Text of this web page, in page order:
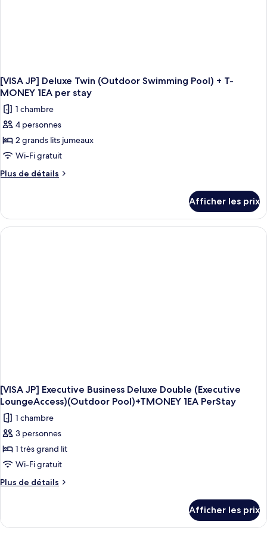
[VISA JP] Deluxe Twin (Outdoor Swimming Pool) + T-
MONEY 1EA per stay
1 chambre
4 personnes
2 grands lits jumeaux
Wi-Fi gratuit
Plus de détails
Plus
[VISA
JP]
Deluxe
Afficher les prix
[VISA JP] Executive Business Deluxe Double (Executive
LoungeAccess)(Outdoor Pool)+TMONEY 1EA PerStay
1 chambre
3 personnes
1 très grand lit
Wi-Fi gratuit
Plus de détails
Plus
[VISA
Afficher les prix